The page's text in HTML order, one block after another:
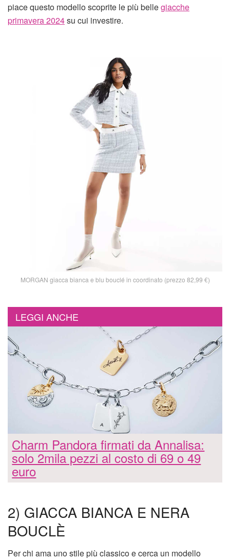
piace questo modello scoprite le più bellegiacche
primavera 2024su cui investire.
MORGAN giacca bianca e blu bouclé in coordinato (prezzo 82,99 €)
LEGGI ANCHE
Charm Pandora firmati da Annalisa:
solo 2mila pezzi al costo di 69 o 49
euro
2) GIACCA BIANCA E NERA
BOUCLÈ
Per chi ama uno stile più classico e cerca un modello